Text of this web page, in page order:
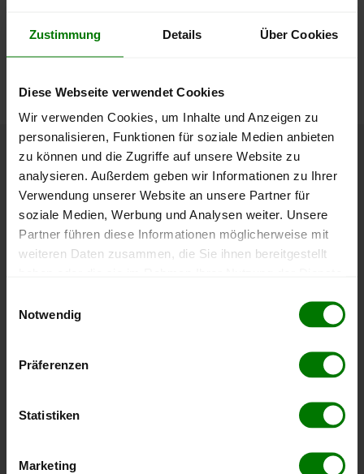
Zustimmung Details Über Cookies
Diese Webseite verwendet Cookies
Wir verwenden Cookies, um Inhalte und Anzeigen zu
personalisieren, Funktionen für soziale Medien anbieten
zu können und die Zugriffe auf unsere Website zu
analysieren. Außerdem geben wir Informationen zu Ihrer
Verwendung unserer Website an unsere Partner für
soziale Medien, Werbung und Analysen weiter. Unsere
Partner führen diese Informationen möglicherweise mit
weiteren Daten zusammen, die Sie ihnen bereitgestellt
Notwendig
Präferenzen
Statistiken
Marketing
Die aktuelle Preisentwicklung für Holzpellets in Österreich
können Sie jederzeit auf unserer
Höchst- und Tiefststände der
Pelletspreise in Neuhofen an der
Krems
Die Tabelle zeigt dieHöchst- und Tiefststände der
Datum zeigt, wann der Höchst- oder Tiefststand im
Zeitraum
Tiefststand
408,04 €
11.07.2026